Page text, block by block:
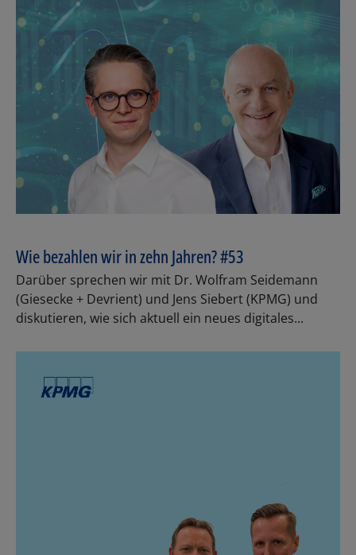
Wie bezahlen wir in zehn Jahren? #53
Darüber sprechen wir mit Dr. Wolfram Seidemann
(Giesecke + Devrient) und Jens Siebert (KPMG) und
diskutieren, wie sich aktuell ein neues digitales...